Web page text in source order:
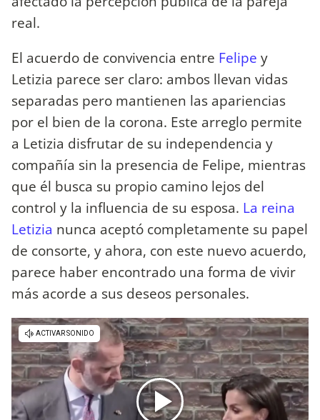
real.
El acuerdo de convivencia entre Felipe y
Letizia parece ser claro: ambos llevan vidas
separadas pero mantienen las apariencias
por el bien de la corona. Este arreglo permite
a Letizia disfrutar de su independencia y
compañía sin la presencia de Felipe, mientras
que él busca su propio camino lejos del
control y la influencia de su esposa. La reina
Letizia nunca aceptó completamente su papel
de consorte, y ahora, con este nuevo acuerdo,
parece haber encontrado una forma de vivir
más acorde a sus deseos personales.